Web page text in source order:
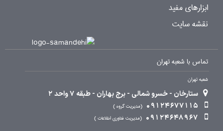
ابزارهای مفید
نقشه سایت
تماس با شعبه تهران
شعبه تهران
ستارخان - خسرو شمالی - برج بهاران - طبقه 7 واحد 2
09124677115
مدیریت گروه
09124648967 مدیریت فناوری اطلاعات